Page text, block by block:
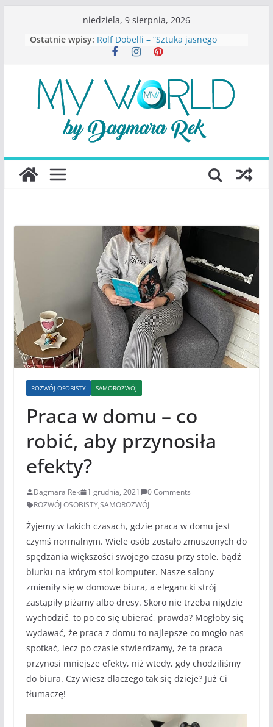
niedziela, 9 sierpnia, 2026
Ostatnie wpisy: Rolf Dobelli – “Sztuka jasnego
myślenia”
Konstancina. Sekrety seksbiznesu”
Katarzyna Lewandowicz – Zanim
straciliśmy siebie
Judith Joseph – “Wysoko
funkcjonująca depresja”
S.Wynn-Williams – “Bezwzględni. O
największego portalu
ROZWÓJ OSOBISTY SAMOROZWÓJ
Praca w domu – co
robić, aby przynosiła
efekty?
Dagmara Rek 1 grudnia, 2021
0 Comments
ROZWÓJ OSOBISTY,SAMOROZWÓJ
Żyjemy w takich czasach, gdzie praca w domu jest
czymś normalnym. Wiele osób zostało zmuszonych do
spędzania większości swojego czasu przy stole, bądź
biurku na którym stoi komputer. Nasze salony
zmieniły się w domowe biura, a elegancki strój
zastąpiły piżamy albo dresy. Skoro nie trzeba nigdzie
wychodzić, to po co się ubierać, prawda? Mogłoby się
wydawać, że praca z domu to najlepsze co mogło nas
spotkać, lecz po czasie stwierdzamy, że ta praca
przynosi mniejsze efekty, niż wtedy, gdy chodziliśmy
do biura. Czy wiesz dlaczego tak się dzieje? Już Ci
tłumaczę!